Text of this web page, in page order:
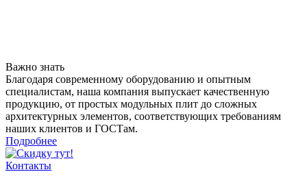
Важно знать
Благодаря современному оборудованию и опытным
специалистам, наша компания выпускает качественную
продукцию, от простых модульных плит до сложных
архитектурных элементов, соответствующих требованиям
наших клиентов и ГОСТам.
Подробнее
Контакты